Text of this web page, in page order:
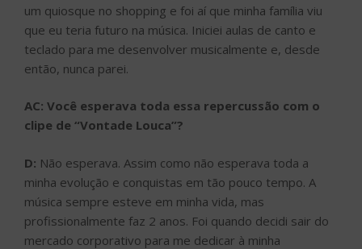
um quiosque no shopping e foi aí que minha família viu
que eu teria futuro na música. Iniciei aulas de canto e
teclado para me desenvolver musicalmente e, desde
então, nunca parei.
AC: Você esperava toda essa repercussão com o
clipe de “Vontade Louca”?
D: Não esperava. Assim como não esperava toda a
minha evolução e conquistas em tão pouco tempo. A
música sempre esteve em minha vida, mas
profissionalmente faz 2 anos. Foi quando decidi sair do
mercado corporativo para me dedicar à minha